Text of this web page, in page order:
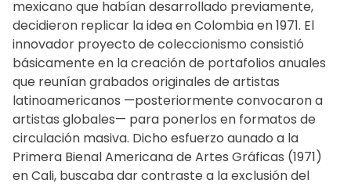
mexicano que habían desarrollado previamente,
decidieron replicar la idea en Colombia en 1971. El
innovador proyecto de coleccionismo consistió
básicamente en la creación de portafolios anuales
que reunían grabados originales de artistas
latinoamericanos —posteriormente convocaron a
artistas globales— para ponerlos en formatos de
circulación masiva. Dicho esfuerzo aunado a la
Primera Bienal Americana de Artes Gráficas (1971)
en Cali, buscaba dar contraste a la exclusión del